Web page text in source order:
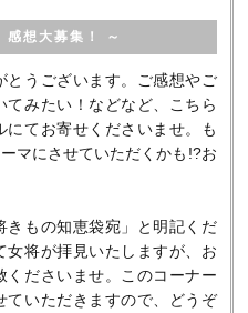
感想大募集！ ～
とうございます。ご感想やご
みたい！などなど、こちら
にてお寄せくださいませ。も
マにさせていただくかも!?お
もの知恵袋宛」と明記くだ
女将が拝見いたしますが、お
くださいませ。このコーナー
ていただきますので、どうぞ